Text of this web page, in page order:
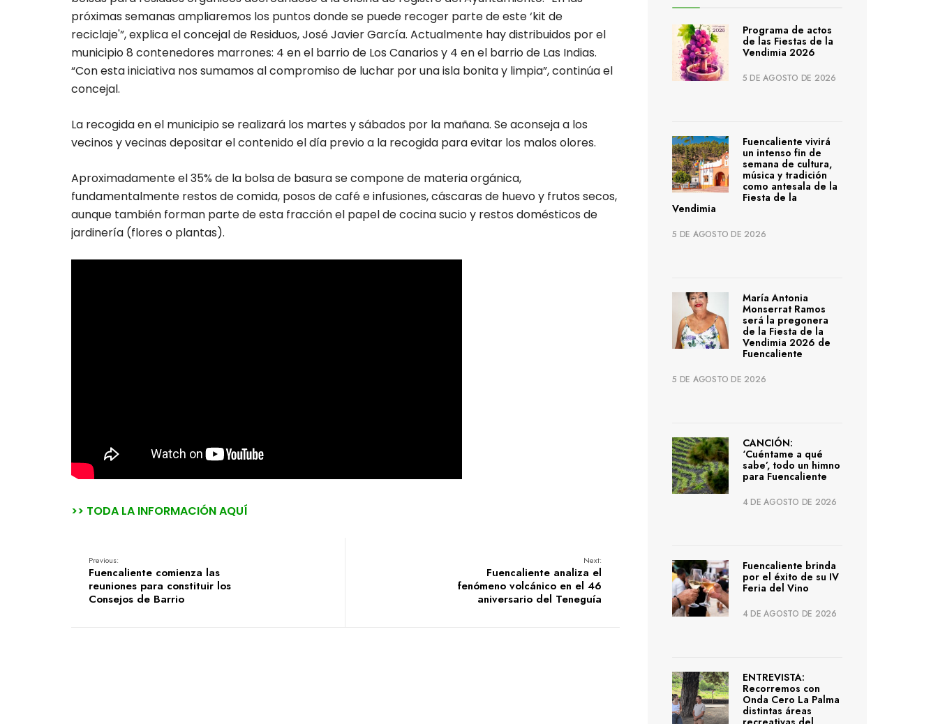
próximas semanas ampliaremos los puntos donde se puede recoger parte de este ‘kit de
reciclaje'”, explica el concejal de Residuos, José Javier García. Actualmente hay distribuidos por el
municipio 8 contenedores marrones: 4 en el barrio de Los Canarios y 4 en el barrio de Las Indias.
“Con esta iniciativa nos sumamos al compromiso de luchar por una isla bonita y limpia”, continúa el
concejal.
La recogida en el municipio se realizará los martes y sábados por la mañana. Se aconseja a los
vecinos y vecinas depositar el contenido el día previo a la recogida para evitar los malos olores.
Aproximadamente el 35% de la bolsa de basura se compone de materia orgánica,
fundamentalmente restos de comida, posos de café e infusiones, cáscaras de huevo y frutos secos,
aunque también forman parte de esta fracción el papel de cocina sucio y restos domésticos de
jardinería (flores o plantas).
>> TODA LA INFORMACIÓN AQUÍ
Previous:
Fuencaliente comienza las
reuniones para constituir los
Consejos de Barrio
Next:
Fuencaliente analiza el
fenómeno volcánico en el 46
aniversario del Teneguía
Programa de actos
de las Fiestas de la
Vendimia 2026
5 DE AGOSTO DE 2026
Fuencaliente vivirá
un intenso fin de
semana de cultura,
música y tradición
como antesala de la
Fiesta de la
Vendimia
5 DE AGOSTO DE 2026
María Antonia
Monserrat Ramos
será la pregonera
de la Fiesta de la
Vendimia 2026 de
Fuencaliente
5 DE AGOSTO DE 2026
CANCIÓN:
‘Cuéntame a qué
sabe’, todo un himno
para Fuencaliente
4 DE AGOSTO DE 2026
Fuencaliente brinda
por el éxito de su IV
Feria del Vino
4 DE AGOSTO DE 2026
ENTREVISTA:
Recorremos con
Onda Cero La Palma
distintas áreas